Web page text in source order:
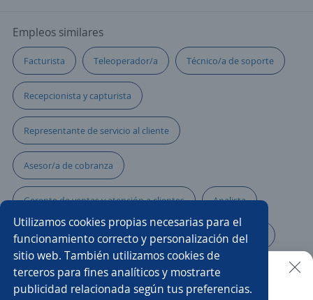
Utilizamos cookies propias necesarias para el
funcionamiento correcto y personalización del
sitio web. También utilizamos cookies de
terceros para fines analíticos y mostrarte
publicidad relacionada según tus preferencias.
Empleos similares
Facturista Teleoperador/a Técnico/a de soporte
Recepcionista y capturista
Representante de servicio al cliente
Asesor/a de cobranza
Gerente de ventas y atención a clientes Analista
Administrativo financiero Asesor/a servicio al cliente
Asesor/a telefónico Telecomunicaciones
Buscar es más fácil en la app